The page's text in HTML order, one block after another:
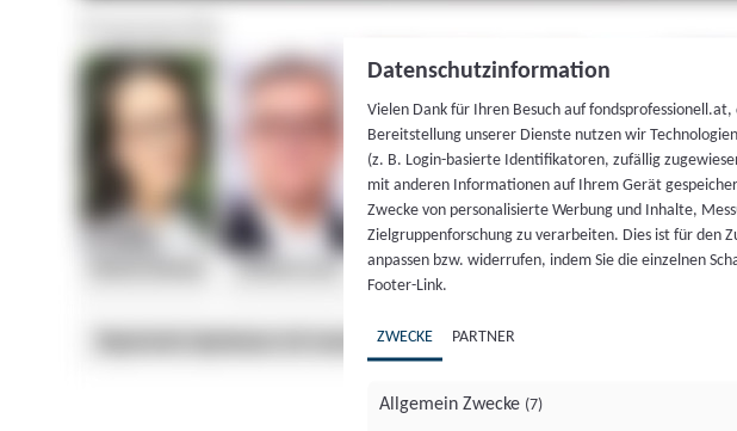
Datenschutzinformation
Vielen Dank für Ihren Besuch auf
Bereitstellung unserer Dienste nutzen wir
(z. B. Login-basierte Identifikatoren, zufällig
mit anderen Informationen auf Ihrem Gerät
Zwecke von personalisierte Werbung und Inhalte,
Zielgruppenforschung zu verarbeiten. Dies ist für den
anpassen bzw. widerrufen, indem Sie die einzelnen
Footer-Link.
ZWECKE PARTNER
Allgemein Zwecke (7)